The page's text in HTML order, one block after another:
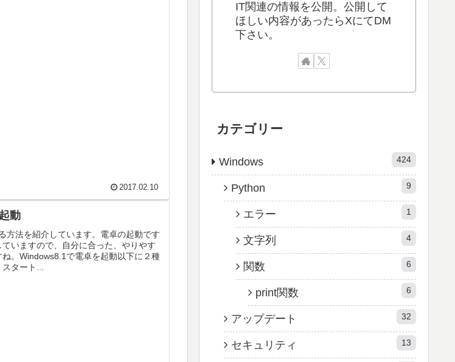
2017.02.10
動
方法を紹介しています。電卓の起動です
いますので、自分に合った、やりやす
。Windows8.1で電卓を起動以下に２種
タート...
IT関連の情報を公開。公開して
ほしい内容があったらXにてDM
下さい。
カテゴリー
Windows 424
Python 9
エラー 1
文字列 4
関数 6
print関数 6
アップデート 32
セキュリティ 13